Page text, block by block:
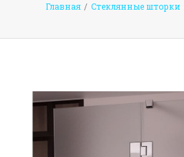
Главная / Стеклянные шторки